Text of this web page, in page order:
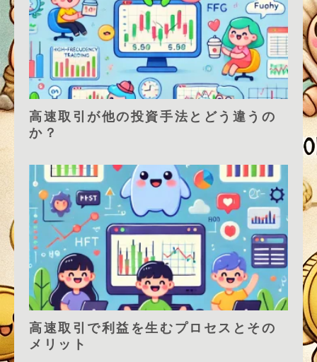
高速取引が他の投資手法とどう違うの
か？
高速取引で利益を生むプロセスとその
メリット